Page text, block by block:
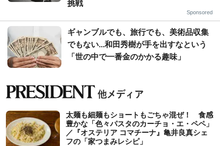
挑戦
Sponsored
ギャンブルでも、旅行でも、美術品収集
でもない...和田秀樹が手を出すなという
「世の中で一番金のかかる趣味」
太麺も細麺もショートもごちゃ混ぜ！ 食感
豊かな「色々パスタのカーチョ・エ・ペペ」
／『オステリア コマチーナ』亀井良真シェ
フの「家つまみレシピ」